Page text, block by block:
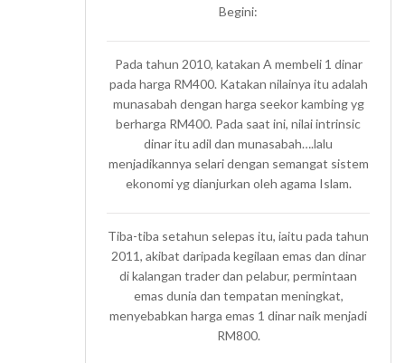
Begini:
Pada tahun 2010, katakan A membeli 1 dinar
pada harga RM400. Katakan nilainya itu adalah
munasabah dengan harga seekor kambing yg
berharga RM400. Pada saat ini, nilai intrinsic
dinar itu adil dan munasabah….lalu
menjadikannya selari dengan semangat sistem
ekonomi yg dianjurkan oleh agama Islam.
Tiba-tiba setahun selepas itu, iaitu pada tahun
2011, akibat daripada kegilaan emas dan dinar
di kalangan trader dan pelabur, permintaan
emas dunia dan tempatan meningkat,
menyebabkan harga emas 1 dinar naik menjadi
RM800.